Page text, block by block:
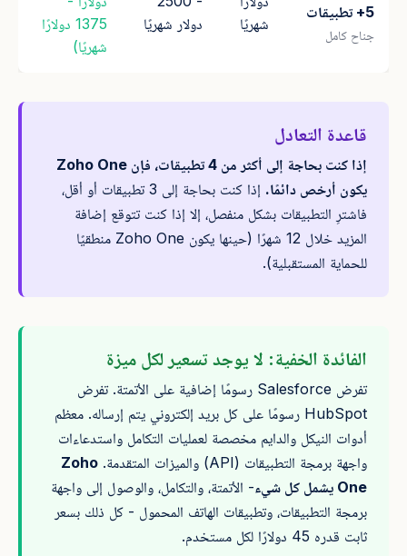
5+ تطبيقات
جناح كامل
شهريًا
دولار شهريًا
1375 دولارًا
شهريًا)
قاعدة التعادل
إذا كنت بحاجة إلى أكثر من 4 تطبيقات، فإن Zoho One
يكون أرخص دائمًا.
إذا كنت بحاجة إلى 3 تطبيقات أو أقل،
فاشترِ التطبيقات بشكل منفصل، إلا إذا كنت تتوقع إضافة
المزيد خلال 12 شهرًا (حينها يكون Zoho One منطقيًا
للحماية المستقبلية).
الفائدة الخفية: لا يوجد تسعير لكل ميزة
تفرض Salesforce رسومًا إضافية على الأتمتة. تفرض
HubSpot رسومًا على كل بريد إلكتروني يتم إرساله. معظم
أدوات النيكل والدايم مخصصة لعمليات التكامل واستدعاءات
واجهة برمجة التطبيقات (API) والميزات المتقدمة.
Zoho
One يشمل كل شيء
- الأتمتة، والتكامل، والوصول إلى واجهة
برمجة التطبيقات، وتطبيقات الهاتف المحمول - كل ذلك بسعر
ثابت قدره 45 دولارًا لكل مستخدم.